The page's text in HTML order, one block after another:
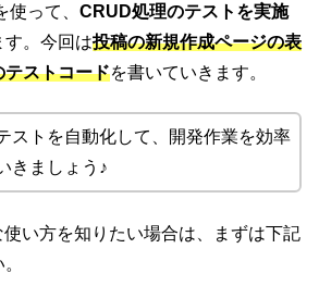
って、 CRUD処理のテストを実施
す。今回は投稿の新規作成ページの表
テストコードを書いていきます。
ストを自動化して、開発作業を効率
きましょう♪
い方を知りたい場合は、まずは下記